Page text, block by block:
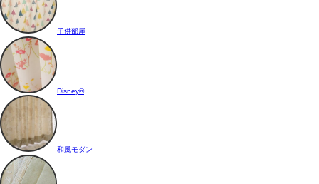
子供部屋
Disney®
和風モダン